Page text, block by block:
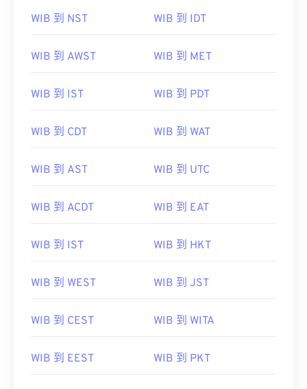
WIB 到 NST WIB 到 IDT
WIB 到 AWST WIB 到 MET
WIB 到 IST WIB 到 PDT
WIB 到 CDT WIB 到 WAT
WIB 到 AST WIB 到 UTC
WIB 到 ACDT WIB 到 EAT
WIB 到 IST WIB 到 HKT
WIB 到 WEST WIB 到 JST
WIB 到 CEST WIB 到 WITA
WIB 到 EEST WIB 到 PKT